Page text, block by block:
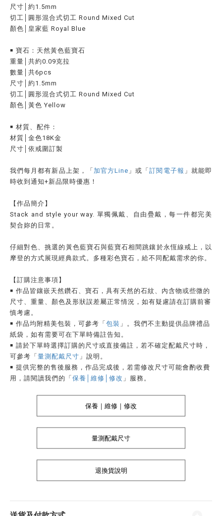
尺寸│約1.5mm
切工│圓形混合式切工 Round Mixed Cut
顏色│皇家藍 Royal Blue
￭ 寶石：天然黃色藍寶石
重量│共約0.09克拉
數量│共6pcs
尺寸│約1.5mm
切工│圓形混合式切工 Round Mixed Cut
顏色│黃色 Yellow
￭ 材質、配件：
材質│金色18K金
尺寸│依戒圍訂製
我們每月都有新品上架，「 加官方Line 」或「訂閱電子報 」就能即
時收到通知+新品限時優惠！
【作品簡介】
Stack and style your way. 單獨佩戴、自由疊戴，每一件都完美
契合妳的日常。
仔細對色、挑選的黃色藍寶石與藍寶石相間跳鑲於永恆線戒上，以
摩登的方式展現經典款式。多種彩色寶石，給不同配戴需求的你。
【訂購注意事項】
￭ 作品皆鑲嵌天然鑽石、寶石，具有天然的石紋、內含物或些微的
尺寸、重量、顏色及形狀誤差屬正常情況，如有疑慮請在訂購前審
慎考慮。
￭ 作品均附精美包裝，可參考「 包裝 」。我們不主動提供品牌禮品
紙袋，如有需要可在下單時備註告知。
￭ 請於下單時選擇訂購的尺寸或直接備註，若不確定配戴尺寸時，
可參考「 量測配戴尺寸 」說明。
￭ 提供完整的售後服務，作品完成後，若需修改尺寸可能會酌收費
用，請閱讀我們的「 保養│維修│修改 」服務。
保養｜維修｜修改
量測配戴尺寸
退換貨說明